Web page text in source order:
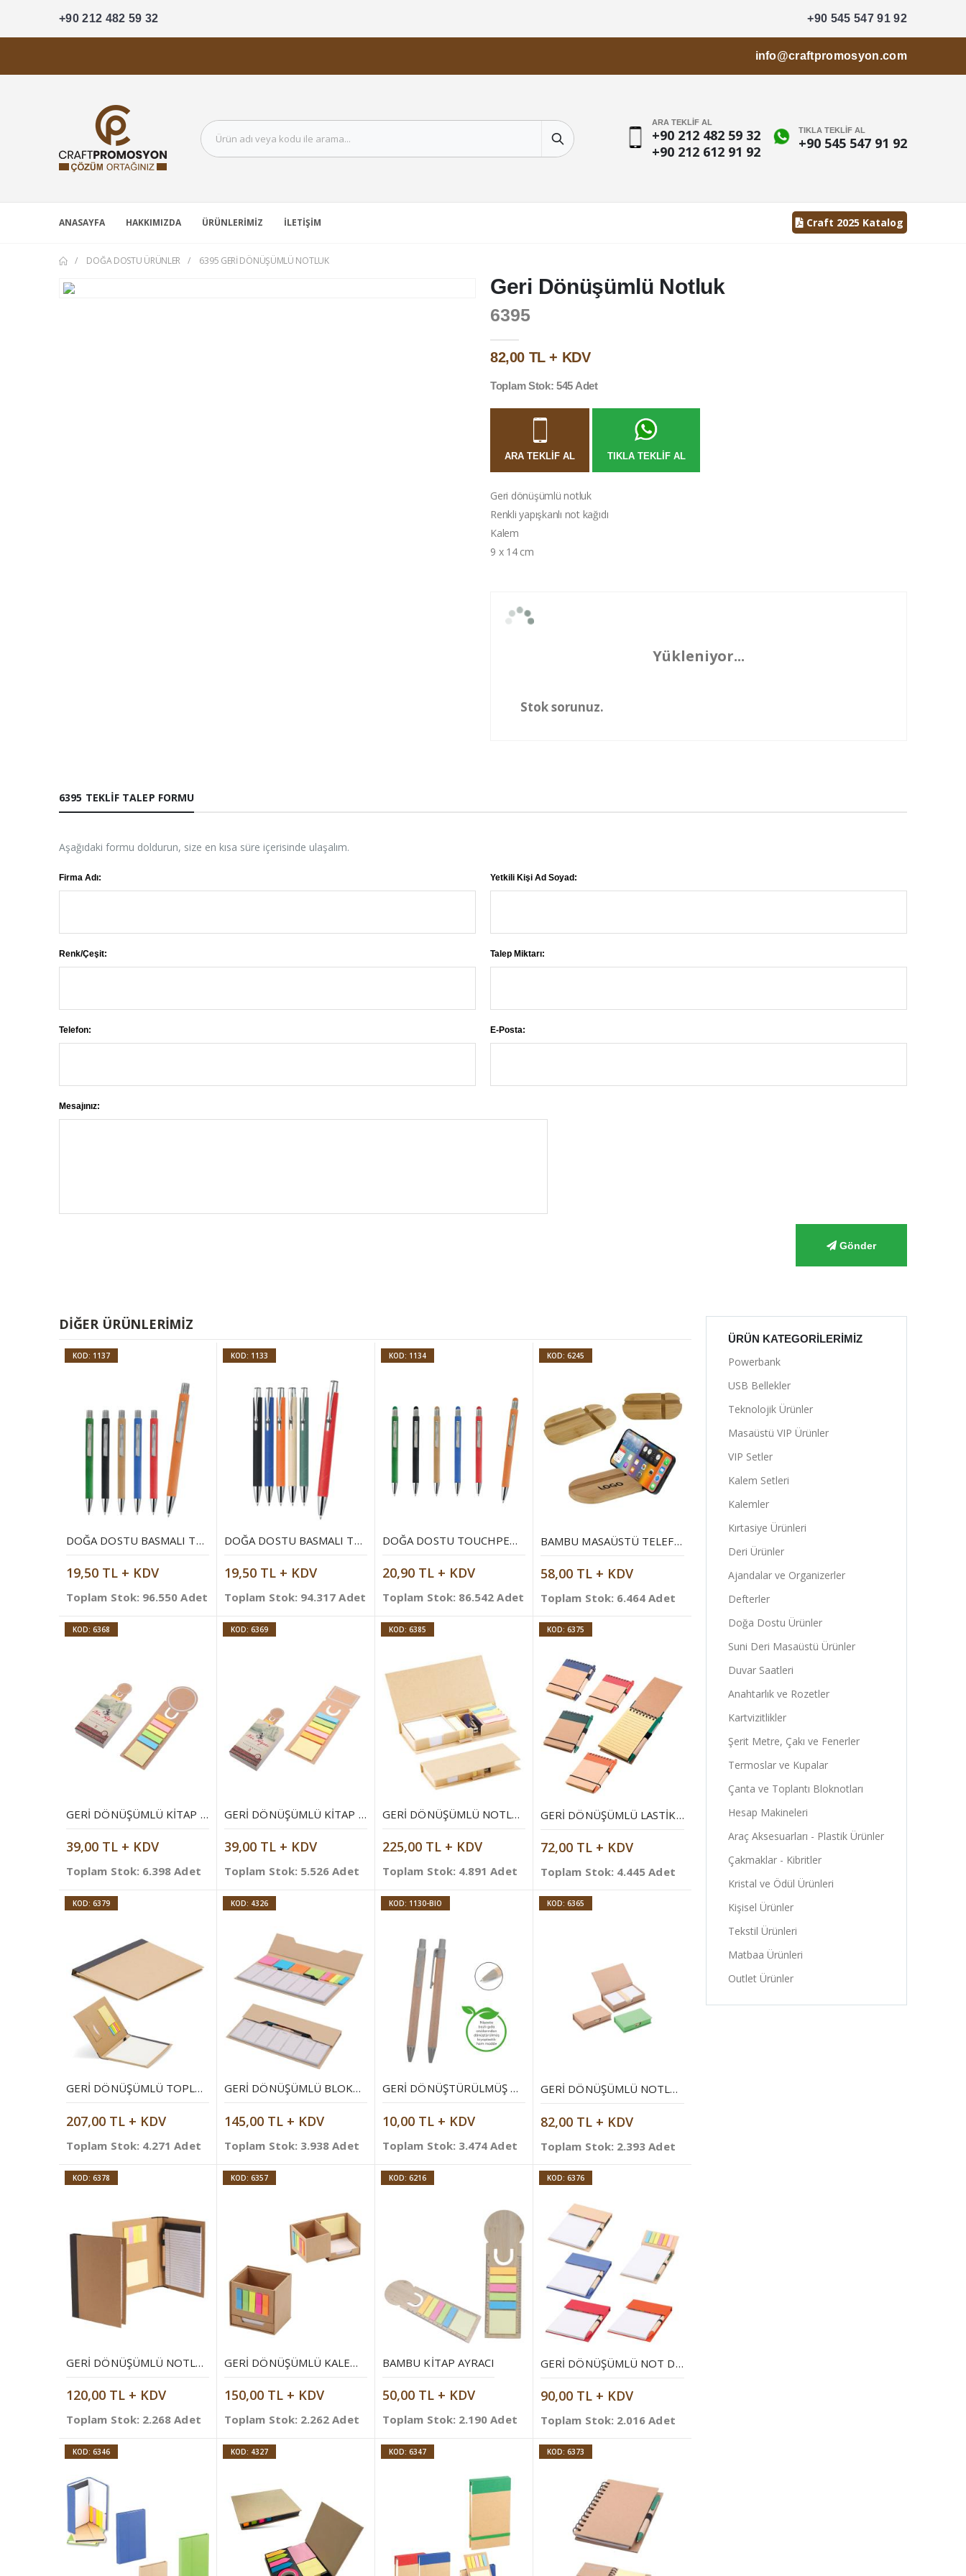
+90 212 482 59 32 +90 545 547 91 92
info@craftpromosyon.com
ARA TEKLİF AL
+90 212 482 59 32
+90 212 612 91 92
TIKLA TEKLİF AL
+90 545 547 91 92
ANASAYFA HAKKIMIZDA ÜRÜNLERIMIZ İLETIŞIM Craft 2025 Katalog
DOĞA DOSTU ÜRÜNLER 6395 GERI DÖNÜŞÜMLÜ NOTLUK
Geri Dönüşümlü Notluk
6395
82,00 TL + KDV
Toplam Stok: 545 Adet
ARA TEKLIF AL TIKLA TEKLIF AL
Geri dönüşümlü notluk
Renkli yapışkanlı not kağıdı
Kalem
9 x 14 cm
Yükleniyor...
Stok sorunuz.
6395 TEKLIF TALEP FORMU
Aşağıdaki formu doldurun, size en kısa süre içerisinde ulaşalım.
Firma Adı: Yetkili Kişi Ad Soyad:
Renk/Çeşit: Talep Miktarı:
Telefon: E-Posta:
Mesajınız:
Gönder
DIĞER ÜRÜNLERIMIZ
KOD: 1137
DOĞA DOSTU BASMALI TÜKENMEZ KALEM
19,50 TL + KDV
Toplam Stok: 96.550 Adet
KOD: 1133
DOĞA DOSTU BASMALI TÜKENMEZ KALEM
19,50 TL + KDV
Toplam Stok: 94.317 Adet
KOD: 1134
DOĞA DOSTU TOUCHPEN TÜKENMEZ KALEM
20,90 TL + KDV
Toplam Stok: 86.542 Adet
KOD: 6245
BAMBU MASAÜSTÜ TELEFON VE TABLET STANDI
58,00 TL + KDV
Toplam Stok: 6.464 Adet
KOD: 6368
GERI DÖNÜŞÜMLÜ KITAP AYRACI
39,00 TL + KDV
Toplam Stok: 6.398 Adet
KOD: 6369
GERI DÖNÜŞÜMLÜ KITAP AYRACI
39,00 TL + KDV
Toplam Stok: 5.526 Adet
KOD: 6385
GERI DÖNÜŞÜMLÜ NOTLUK
225,00 TL + KDV
Toplam Stok: 4.891 Adet
KOD: 6375
GERI DÖNÜŞÜMLÜ LASTIKLI NOT DEFTERI
72,00 TL + KDV
Toplam Stok: 4.445 Adet
KOD: 6379
GERI DÖNÜŞÜMLÜ TOPLANTI BLOKNOTU
207,00 TL + KDV
Toplam Stok: 4.271 Adet
KOD: 4326
GERI DÖNÜŞÜMLÜ BLOKNOT
145,00 TL + KDV
Toplam Stok: 3.938 Adet
KOD: 1130-BIO
GERI DÖNÜŞTÜRÜLMÜŞ TÜKENMEZ KALEM
10,00 TL + KDV
Toplam Stok: 3.474 Adet
KOD: 6365
GERI DÖNÜŞÜMLÜ NOTLUK
82,00 TL + KDV
Toplam Stok: 2.393 Adet
KOD: 6378
GERI DÖNÜŞÜMLÜ NOTLUK
120,00 TL + KDV
Toplam Stok: 2.268 Adet
KOD: 6357
GERI DÖNÜŞÜMLÜ KALEMLIK
150,00 TL + KDV
Toplam Stok: 2.262 Adet
KOD: 6216
BAMBU KITAP AYRACI
50,00 TL + KDV
Toplam Stok: 2.190 Adet
KOD: 6376
GERI DÖNÜŞÜMLÜ NOT DEFTERI
90,00 TL + KDV
Toplam Stok: 2.016 Adet
KOD: 6346 KOD: 4327 KOD: 6347 KOD: 6373
ÜRÜN KATEGORILERIMIZ
Powerbank
USB Bellekler
Teknolojik Ürünler
Masaüstü VIP Ürünler
VIP Setler
Kalem Setleri
Kalemler
Kırtasiye Ürünleri
Deri Ürünler
Ajandalar ve Organizerler
Defterler
Doğa Dostu Ürünler
Suni Deri Masaüstü Ürünler
Duvar Saatleri
Anahtarlık ve Rozetler
Kartvizitlikler
Şerit Metre, Çakı ve Fenerler
Termoslar ve Kupalar
Çanta ve Toplantı Bloknotları
Hesap Makineleri
Araç Aksesuarları - Plastik Ürünler
Çakmaklar - Kibritler
Kristal ve Ödül Ürünleri
Kişisel Ürünler
Tekstil Ürünleri
Matbaa Ürünleri
Outlet Ürünler